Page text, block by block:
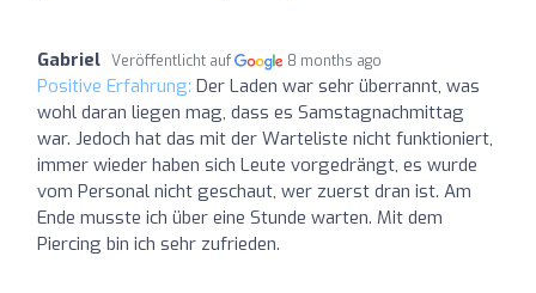
Gabriel Veröffentlicht auf 8 months ago
Positive Erfahrung: Der Laden war sehr überrannt, was
wohl daran liegen mag, dass es Samstagnachmittag
war. Jedoch hat das mit der Warteliste nicht funktioniert,
immer wieder haben sich Leute vorgedrängt, es wurde
vom Personal nicht geschaut, wer zuerst dran ist. Am
Ende musste ich über eine Stunde warten. Mit dem
Piercing bin ich sehr zufrieden.